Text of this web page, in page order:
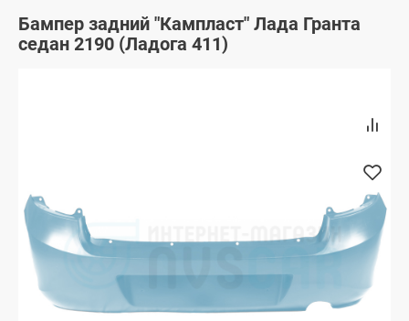
Бампер задний "Кампласт" Лада Гранта
седан 2190 (Ладога 411)